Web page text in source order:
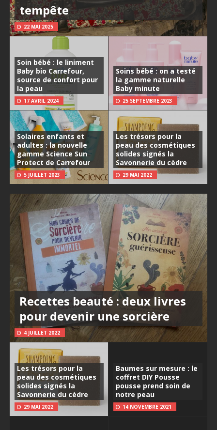
tempête
22 MAI 2025
Soin bébé : le liniment
Baby bio Carrefour,
source de confort pour
la peau
17 AVRIL 2024
Soins bébé : on a testé
la gamme naturelle
Baby minute
25 SEPTEMBRE 2023
Solaires enfants et
adultes : la nouvelle
gamme Science Sun
Protect de Carrefour
5 JUILLET 2023
Les trésors pour la
peau des cosmétiques
solides signés la
Savonnerie du cèdre
29 MAI 2022
Recettes beauté : deux livres
pour devenir une sorcière
4 JUILLET 2022
Les trésors pour la
peau des cosmétiques
solides signés la
Savonnerie du cèdre
29 MAI 2022
Baumes sur mesure : le
coffret DIY Pousse
pousse prend soin de
notre peau
14 NOVEMBRE 2021